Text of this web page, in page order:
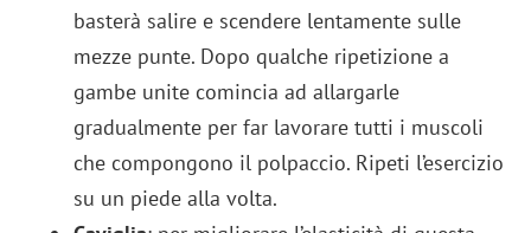
basterà salire e scendere lentamente sulle
mezze punte. Dopo qualche ripetizione a
gambe unite comincia ad allargarle
gradualmente per far lavorare tutti i muscoli
che compongono il polpaccio. Ripeti l’esercizio
su un piede alla volta.